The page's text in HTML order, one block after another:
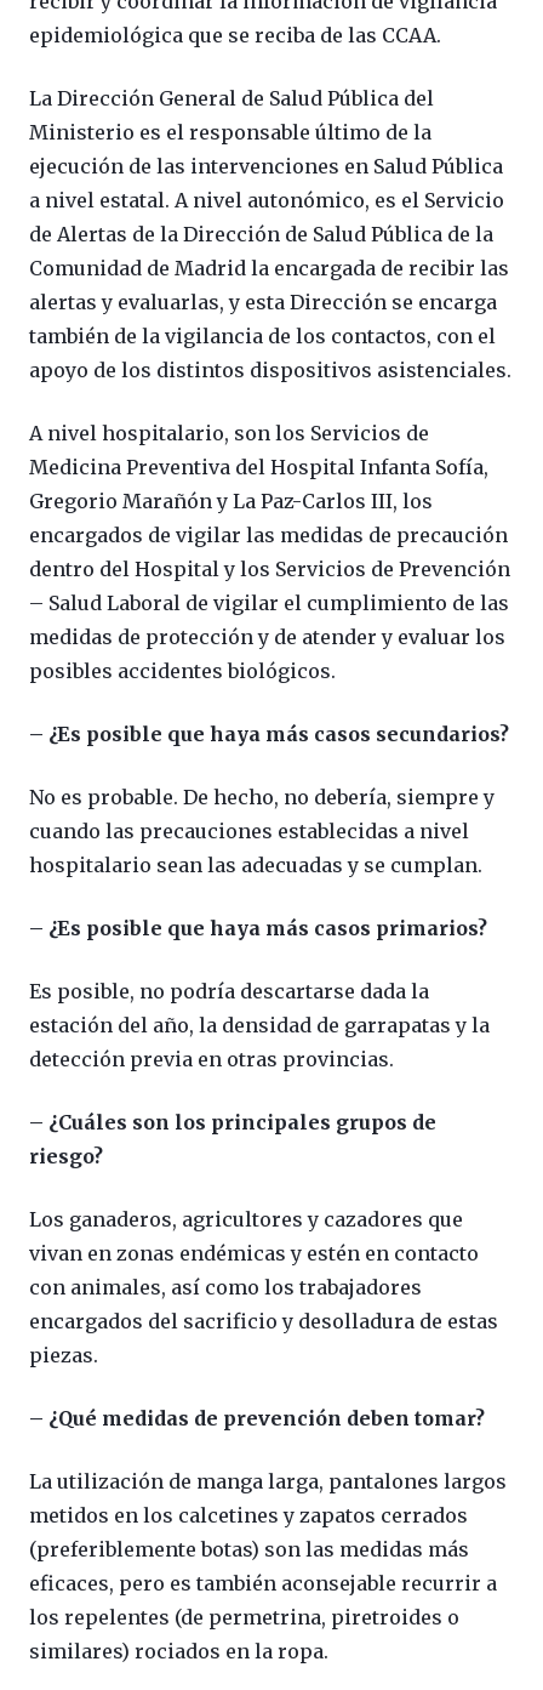
epidemiológica que se reciba de las CCAA.
La Dirección General de Salud Pública del
Ministerio es el responsable último de la
ejecución de las intervenciones en Salud Pública
a nivel estatal. A nivel autonómico, es el Servicio
de Alertas de la Dirección de Salud Pública de la
Comunidad de Madrid la encargada de recibir las
alertas y evaluarlas, y esta Dirección se encarga
también de la vigilancia de los contactos, con el
apoyo de los distintos dispositivos asistenciales.
A nivel hospitalario, son los Servicios de
Medicina Preventiva del Hospital Infanta Sofía,
Gregorio Marañón y La Paz-Carlos III, los
encargados de vigilar las medidas de precaución
dentro del Hospital y los Servicios de Prevención
– Salud Laboral de vigilar el cumplimiento de las
medidas de protección y de atender y evaluar los
posibles accidentes biológicos.
– ¿Es posible que haya más casos secundarios?
No es probable. De hecho, no debería, siempre y
cuando las precauciones establecidas a nivel
hospitalario sean las adecuadas y se cumplan.
– ¿Es posible que haya más casos primarios?
Es posible, no podría descartarse dada la
estación del año, la densidad de garrapatas y la
detección previa en otras provincias.
– ¿Cuáles son los principales grupos de
riesgo?
Los ganaderos, agricultores y cazadores que
vivan en zonas endémicas y estén en contacto
con animales, así como los trabajadores
encargados del sacrificio y desolladura de estas
piezas.
– ¿Qué medidas de prevención deben tomar?
La utilización de manga larga, pantalones largos
metidos en los calcetines y zapatos cerrados
(preferiblemente botas) son las medidas más
eficaces, pero es también aconsejable recurrir a
los repelentes (de permetrina, piretroides o
similares) rociados en la ropa.